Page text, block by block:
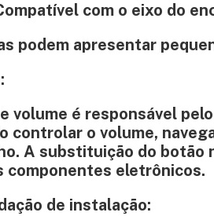
com o eixo do
podem apresentar
volume é responsável
controlar o volume,
A substituição do
componentes eletrônicos.
de instalação: